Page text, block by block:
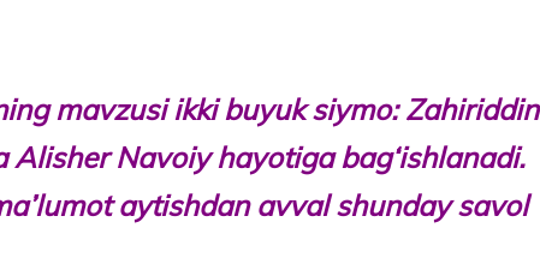
mavzusi ikki buyuk siymo: Zahiriddin
Alisher Navoiy hayotiga bag‘ishlanadi.
aytishdan avval shunday savol